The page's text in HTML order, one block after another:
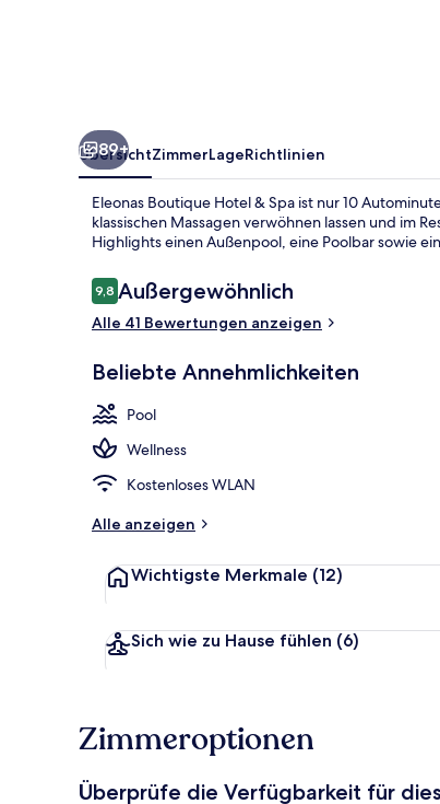
89+
ÜbersichtZimmerLageRichtlinien
Eleonas Boutique Hotel & Spa ist nur 10
klassischen Massagen verwöhnen lassen und im
Highlights einen Außenpool, eine Poolbar sowie
Bewertungen
9,89,8 von 10.
Außergewöhnlich
Alle 41 Bewertungen anzeigen
Beliebte Annehmlichkeiten
Pool
Wellness
Kostenloses WLAN
Alle anzeigen
Wichtigste Merkmale (12)
Sich wie zu Hause fühlen (6)
Zimmeroptionen
Überprüfe die Verfügbarkeit für